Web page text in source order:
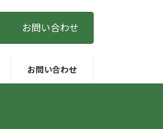
お問い合わせ
お問い合わせ